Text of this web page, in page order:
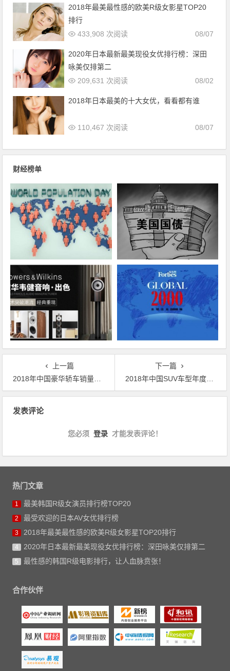
2018年最美最性感的欧美R级女影星TOP20
排行
08/07
433,908 次阅读
2020年日本最新最美现役女优排行榜：深田
咏美仅排第二
08/02
209,631 次阅读
2018年日本最美的十大女优，看看都有谁
08/07
110,467 次阅读
财经榜单
上一篇
2018年中国豪华轿车销量TOP10排行榜
下一篇
2018年中国SUV车型年度销量TOP15排行榜
发表评论
您必须 登录 才能发表评论！
热门文章
1 最美韩国R级女演员排行榜TOP20
2 最受欢迎的日本AV女优排行榜
3 2018年最美最性感的欧美R级女影星TOP20排行
4 2020年日本最新最美现役女优排行榜：深田咏美仅排第二
5 最性感的韩国R级电影排行，让人血脉贲张！
合作伙伴